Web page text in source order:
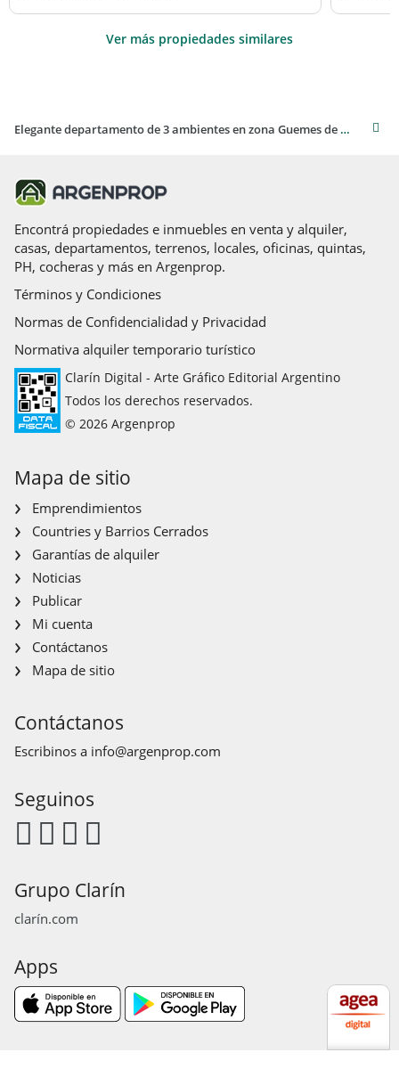
Ver más propiedades similares
Elegante departamento de 3 ambientes en zona Guemes de Mar del Plata
Encontrá propiedades e inmuebles en venta y alquiler,
casas, departamentos, terrenos, locales, oficinas, quintas,
PH, cocheras y más en Argenprop.
Términos y Condiciones
Normas de Confidencialidad y Privacidad
Normativa alquiler temporario turístico
Clarín Digital - Arte Gráfico Editorial Argentino
Todos los derechos reservados.
© 2026 Argenprop
Mapa de sitio
Emprendimientos
Countries y Barrios Cerrados
Garantías de alquiler
Noticias
Publicar
Mi cuenta
Contáctanos
Mapa de sitio
Contáctanos
Escribinos a info@argenprop.com
Seguinos
Grupo Clarín
clarín.com
Apps